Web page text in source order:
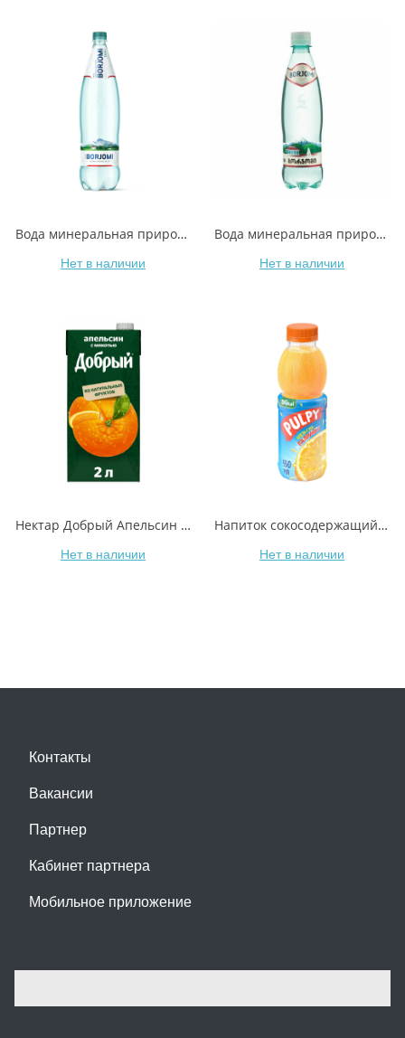
Вода минеральная природная Borjomi газированная 1,25 л
Нет в наличии
Вода минеральная природная Borjomi газированная 0,5 л
Нет в наличии
Нектар Добрый Апельсин с мякотью 2 л
Нет в наличии
Напиток сокосодержащий Добрый Pulpy апельсин с мякотью 450 мл
Нет в наличии
Контакты
Вакансии
Партнер
Кабинет партнера
Мобильное приложение